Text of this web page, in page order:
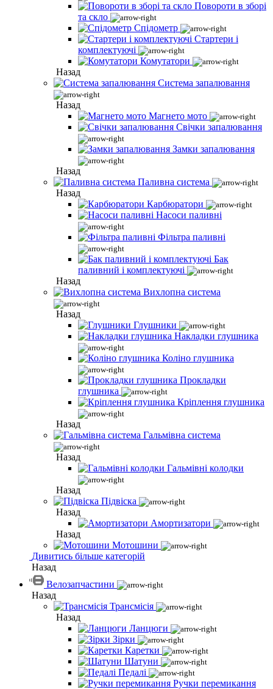
Повороти в зборі
та скло
Спідометр
Стартери і
комплектуючі
Комутатори
Назад
Система запалювання
Назад
Магнето мото
Свічки запалювання
Замки запалювання
Назад
Паливна система
Назад
Карбюратори
Насоси паливні
Фільтра паливні
Бак
паливний і комплектуючі
Назад
Вихлопна система
Назад
Глушники
Накладки глушника
Коліно глушника
Прокладки
глушника
Кріплення глушника
Назад
Гальмівна система
Назад
Гальмівні колодки
Назад
Підвіска
Назад
Амортизатори
Назад
Мотошини
Дивитись більше категорій
Назад
Велозапчастини
Назад
Трансмісія
Назад
Ланцюги
Зірки
Каретки
Шатуни
Педалі
Ручки перемикання